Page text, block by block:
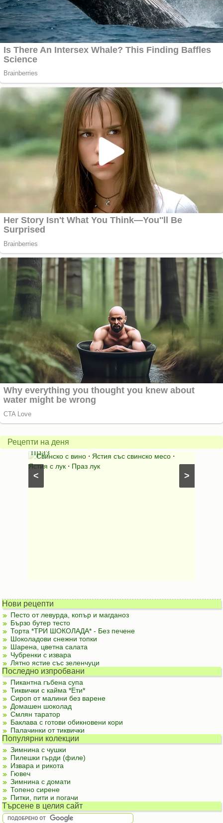
Рецепти на деня
>
<
Свинско
с
праз
Свинско с вино ⋅ Ястия със свинско месо ⋅
Ястия с лук ⋅ Праз лук
с
яйца
Нови рецепти
Песто от левурда, копър и магданоз
Бързо бутер тесто
Торта *ТРИ ШОКОЛАДА* - Без печене
Шоколадови снежни топки
Шарена, цветна салата
Чубренки с извара
Лятно ястие със зеленчуци
Последно изпробвани
Пикантна гъбена супа
Тиквички с кайма *Ети*
Сироп от малини без варене
Домашен шоколад
Смлян таратор
Баклава с готови обикновени кори
Палачинки от тиквички
Популярни колекции
Зимнина с чушки
Пилешки гърди (филе)
Извара и рикота
Гювеч
Зимнина с домати
Топено сирене
Питки, пити и погачи
Търсене в целия сайт